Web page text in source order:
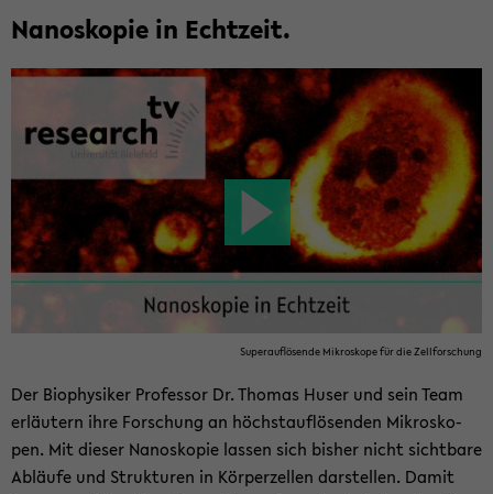
Na­no­sko­pie in Echt­zeit.
Su­per­auf­lö­sen­de Mi­kro­sko­pe für die Zell­for­schung
Der Bio­phy­si­ker Pro­fes­sor Dr. Tho­mas Huser und sein Team
er­läu­tern ihre For­schung an höchst­auf­lö­sen­den Mi­kro­sko­
pen. Mit die­ser Na­no­sko­pie las­sen sich bis­her nicht sicht­ba­re
Ab­läu­fe und Struk­tu­ren in Kör­per­zel­len dar­stel­len. Damit